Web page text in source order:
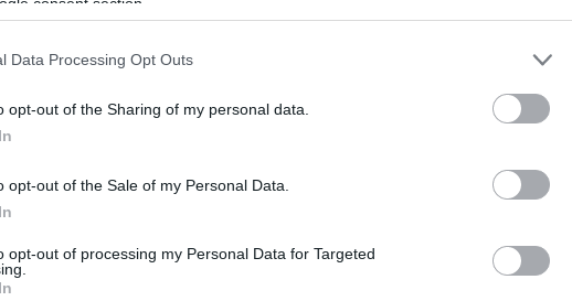
Data Processing Opt Outs
opt-out of the Sharing of my personal data.
opt-out of the Sale of my Personal Data.
opt-out of processing my Personal Data for Targeted